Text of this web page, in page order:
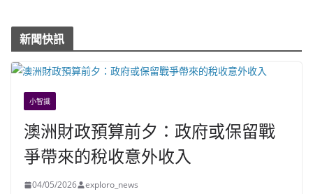
新聞快訊
小智識
澳洲財政預算前夕：政府或保留戰
爭帶來的稅收意外收入
04/05/2026 exploro_news